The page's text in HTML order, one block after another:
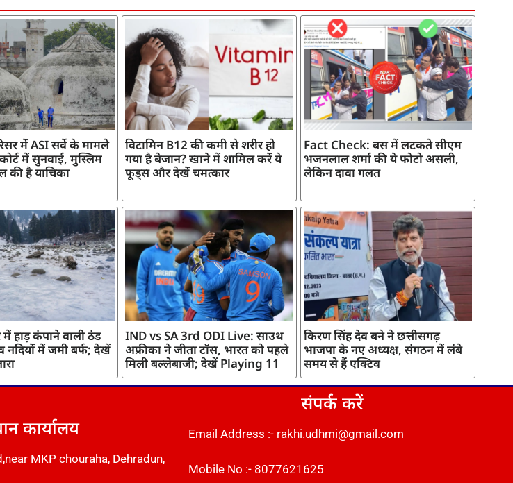
में ASI सर्वे के मामले
में सुनवाई, मुस्लिम
की है याचिका
विटामिन B12 की कमी से शरीर हो
गया है बेजान? खाने में शामिल करें ये
फूड्स और देखें चमत्कार
Fact Check: बस में लटकते सीएम
भजनलाल शर्मा की ये फोटो असली,
लेकिन दावा गलत
हाड़ कंपाने वाली ठंड
नदियों में जमी बर्फ; देखें
IND vs SA 3rd ODI Live: साउथ
अफ्रीका ने जीता टॉस, भारत को पहले
मिली बल्लेबाजी; देखें Playing 11
किरण सिंह देव बने ने छत्तीसगढ़
भाजपा के नए अध्यक्ष, संगठन में लंबे
समय से हैं एक्टिव
कार्यालय
MKP chouraha, Dehradun,
संपर्क करें
Email Address :- rakhi.udhmi@gmail.com
Mobile No :- 8077621625